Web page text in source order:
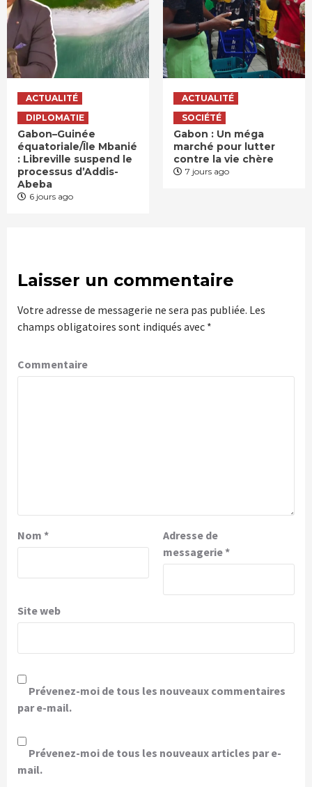
ACTUALITÉ
DIPLOMATIE
Gabon–Guinée
équatoriale/Île Mbanié
: Libreville suspend le
processus d’Addis-
Abeba
6 jours ago
ACTUALITÉ
SOCIÉTÉ
Gabon : Un méga
marché pour lutter
contre la vie chère
7 jours ago
Laisser un commentaire
Votre adresse de messagerie ne sera pas publiée. Les
champs obligatoires sont indiqués avec *
Commentaire
Nom *
Adresse de
messagerie*
Site web
Prévenez-moi de tous les nouveaux commentaires
par e-mail.
Prévenez-moi de tous les nouveaux articles par e-
mail.